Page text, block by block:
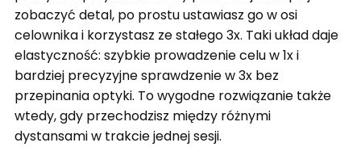
zobaczyć detal, po prostu ustawiasz go w osi
celownika i korzystasz ze stałego 3x. Taki układ daje
elastyczność: szybkie prowadzenie celu w 1x i
bardziej precyzyjne sprawdzenie w 3x bez
przepinania optyki. To wygodne rozwiązanie także
wtedy, gdy przechodzisz między różnymi
dystansami w trakcie jednej sesji.